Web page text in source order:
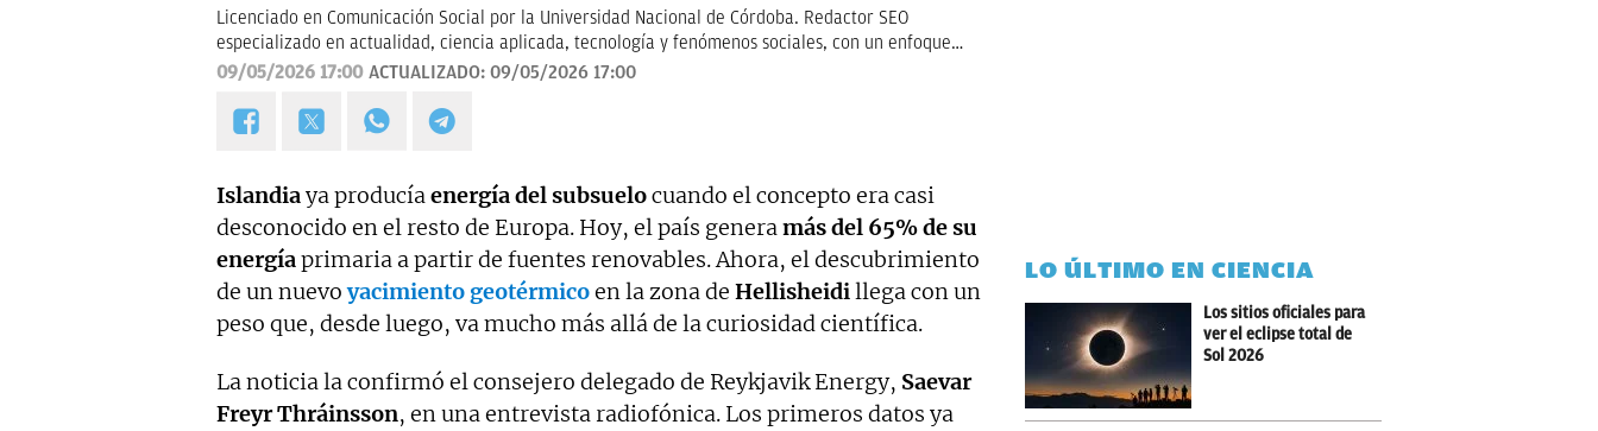
Licenciado en Comunicación Social por la Universidad Nacional de Córdoba. Redactor SEO
especializado en actualidad, ciencia aplicada, tecnología y fenómenos sociales, con un enfoque
divulgativo y orientado a explicar al lector cómo los grandes temas de hoy impactan en su vida
09/05/2026 17:00 ACTUALIZADO: 09/05/2026 17:00
Islandiaya producíaenergía del subsuelocuando el concepto era casi
desconocido en el resto de Europa. Hoy, el país generamás del 65% de su
energíaprimaria a partir de fuentes renovables. Ahora, el descubrimiento
de un nuevoyacimiento geotérmicoen la zona de Hellisheidillega con un
peso que, desde luego, va mucho más allá de la curiosidad científica.
La noticia la confirmó el consejero delegado de Reykjavik Energy, Saevar
Freyr Thráinsson, en una entrevista radiofónica. Los primeros datos ya
LO ÚLTIMO EN CIENCIA
Los sitios oficiales para
ver el eclipse total de
Sol 2026